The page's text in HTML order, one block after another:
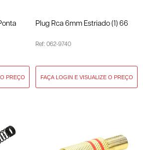
Plug Rca 6mm Estriado (1) 66
Ref: 062-9740